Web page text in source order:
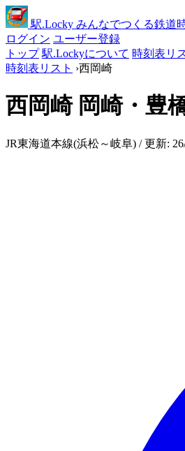
駅.Locky みんなでつくる鉄道
ログイン ユーザー登録
トップ 駅.Lockyについて 時刻表リ
時刻表リスト ›西岡崎
西岡崎 岡崎・豊
JR東海道本線(浜松～岐阜) / 更新: